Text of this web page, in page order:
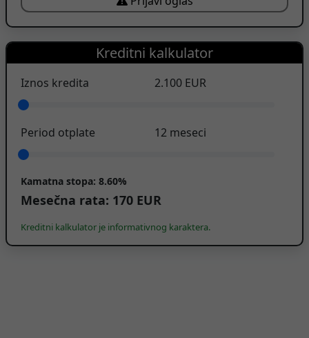
Kreditni kalkulator
Iznos kredita 2.100 EUR
Period otplate 12 meseci
Kamatna stopa: 8.60%
Mesečna rata: 170 EUR
Kreditni kalkulator je informativnog karaktera.